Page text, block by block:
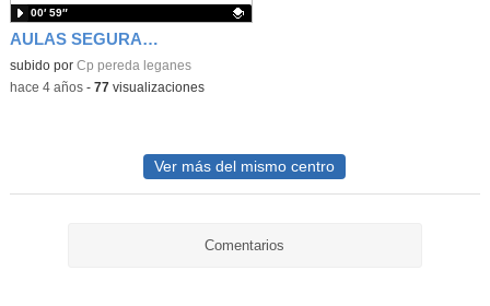
AULAS SEGURAS. Pereda_Leganes
Contenido educativo.
subido por Cp pereda leganes
00′ 59″
-hace 4 años- 77visualizaciones
Ver más del mismo centro
Comentarios